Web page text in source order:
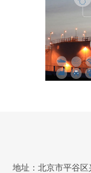
地址：北京市平谷